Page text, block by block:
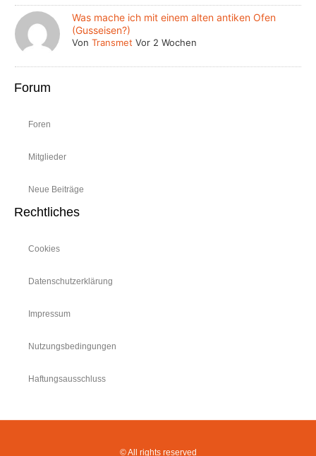
Was mache ich mit einem alten antiken Ofen
(Gusseisen?)
VonTransmet Vor 2 Wochen
Forum
Foren
Mitglieder
Neue Beiträge
Rechtliches
Cookies
Datenschutzerklärung
Impressum
Nutzungsbedingungen
Haftungsausschluss
© All rights reserved